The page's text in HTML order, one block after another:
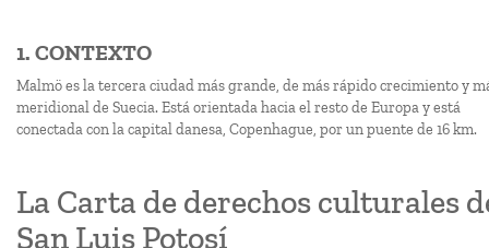
1. CONTEXTO
Malmö es la tercera ciudad más grande, de más rápido crecimiento y
meridional de Suecia. Está orientada hacia el resto de Europa y está
conectada con la capital danesa, Copenhague, por un puente de 16 km.
La Carta de derechos culturales
San Luis Potosí